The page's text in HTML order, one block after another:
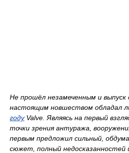
Не прошёл незамеченным и выпуск
настоящим новшеством обладал
году Valve. Являясь на первый
точки зрения антуража,
первым предложил сильный,
сюжет, полный недосказанностей